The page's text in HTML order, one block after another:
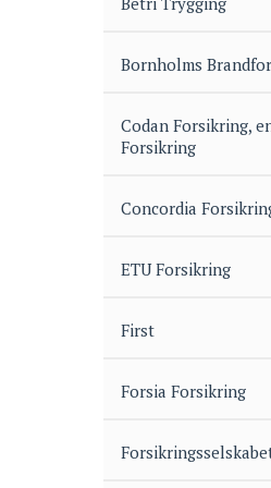
Bornholms
Codan Forsikring,
Forsikring
Concordia
ETU Forsikring
First
Forsia Forsikring